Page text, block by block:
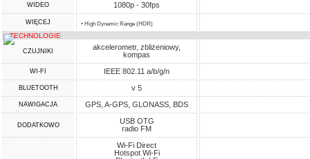
WIDEO 1080p - 30fps
WIĘCEJ • High Dynamic Range (HDR)
TECHNOLOGIE
CZUJNIKI
akcelerometr, zbliżeniowy,
kompas
WI-FI IEEE 802.11 a/b/g/n
BLUETOOTH v 5
NAWIGACJA GPS, A-GPS, GLONASS, BDS
DODATKOWO
USB OTG
radio FM
Wi-Fi Direct
Hotspot Wi-Fi